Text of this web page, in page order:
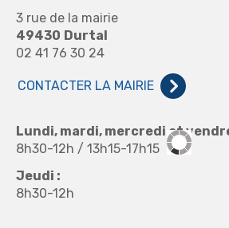
3 rue de la mairie
49430 Durtal
02 41 76 30 24
CONTACTER LA MAIRIE
Lundi, mardi, mercredi et
8h30-12h / 13h15-17h15
Jeudi :
8h30-12h